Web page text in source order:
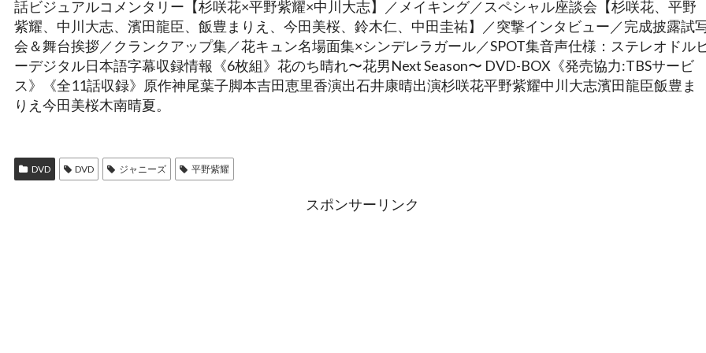
話ビジュアルコメンタリー【杉咲花×平野紫耀×中川大志】／メイキング／スペシャル座談会【杉咲花、平野
紫耀、中川大志、濱田龍臣、飯豊まりえ、今田美桜、鈴木仁、中田圭祐】／突撃インタビュー／完成披露試
会＆舞台挨拶／クランクアップ集／花キュン名場面集×シンデレラガール／SPOT集音声仕様：ステレオドル
ーデジタル日本語字幕収録情報《6枚組》花のち晴れ〜花男Next Season〜 DVD-BOX《発売協力:TBSサービ
ス》《全11話収録》原作神尾葉子脚本吉田恵里香演出石井康晴出演杉咲花平野紫耀中川大志濱田龍臣飯豊ま
りえ今田美桜木南晴夏。
DVD DVD ジャニーズ 平野紫耀
スポンサーリンク